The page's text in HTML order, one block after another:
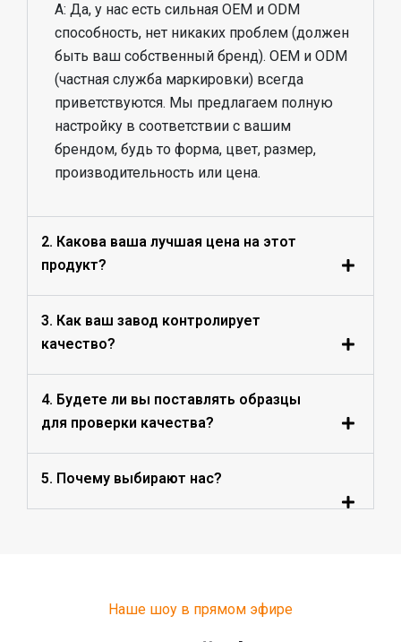
A: Да, у нас есть сильная OEM и ODM
способность, нет никаких проблем (должен
быть ваш собственный бренд). OEM и ODM
(частная служба маркировки) всегда
приветствуются. Мы предлагаем полную
настройку в соответствии с вашим
брендом, будь то форма, цвет, размер,
производительность или цена.
2. Какова ваша лучшая цена на этот
продукт?
3. Как ваш завод контролирует
качество?
4. Будете ли вы поставлять образцы
для проверки качества?
5. Почему выбирают нас?
Наше шоу в прямом эфире